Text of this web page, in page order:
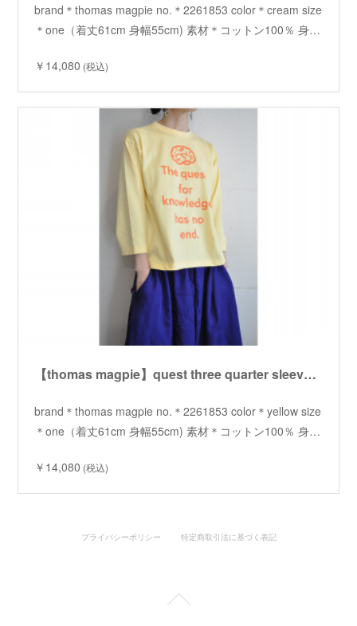
brand＊thomas magpie no.＊2261853 color＊cream size
＊one（着丈61cm 身幅55cm) 素材＊コットン100％ 身…
￥14,080 (税込)
【thomas magpie】quest three quarter sleeve Tshirt /【トーマスマグパイ】クエスト七分袖 Tシャツ
brand＊thomas magpie no.＊2261853 color＊yellow size
＊one（着丈61cm 身幅55cm) 素材＊コットン100％ 身…
￥14,080 (税込)
プライバシーポリシー 特定商取引法に基づく表記